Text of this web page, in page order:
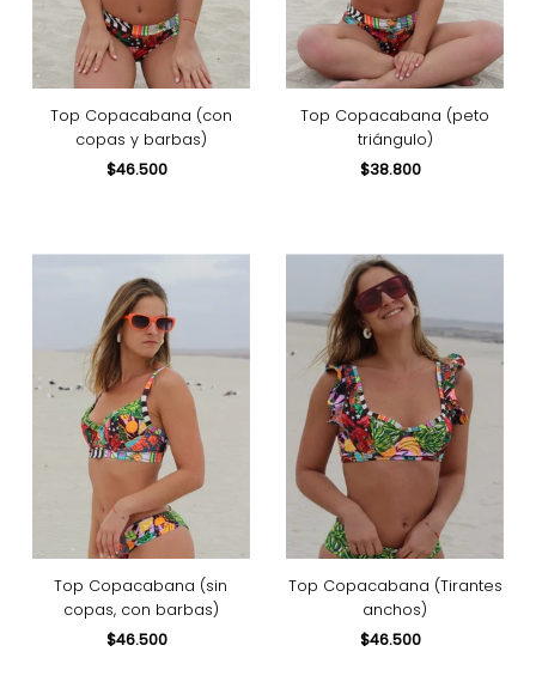
Top Copacabana (con
copas y barbas)
Precio
$46.500
Top Copacabana (peto
triángulo)
Precio
$38.800
Top Copacabana (sin
copas, con barbas)
Precio
$46.500
Top Copacabana (Tirantes
anchos)
Precio
$46.500